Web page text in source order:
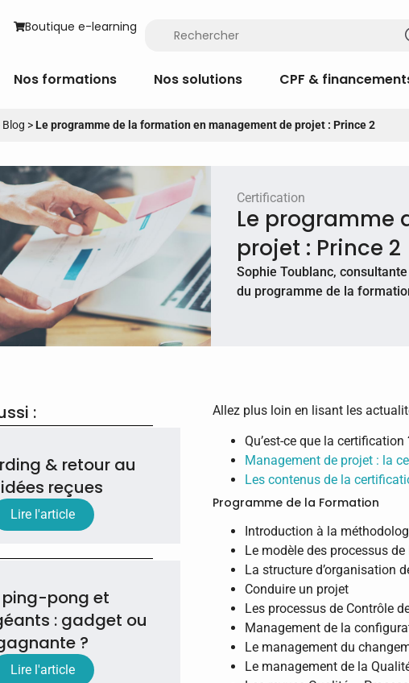
Boutique e-learning
Nos formations Nos solutions CPF &
Blog >Le programme de la formation en management de projet : Prince 2
Certification
Le programme
projet : Prince 2
Sophie Toublanc,
du programme de la
:
& retour au
reçues
Lire l'article
ping-pong et
: gadget ou
?
Lire l'article
Allez plus loin en lisant les
Qu’est-ce que la certification
Management de projet : la
Les contenus de la
Programme de la Formation
Introduction à la
Le modèle des processus de
La structure d’organisation
Conduire un projet
Les processus de Contrôle
Management de la
Le management du
Le management de la